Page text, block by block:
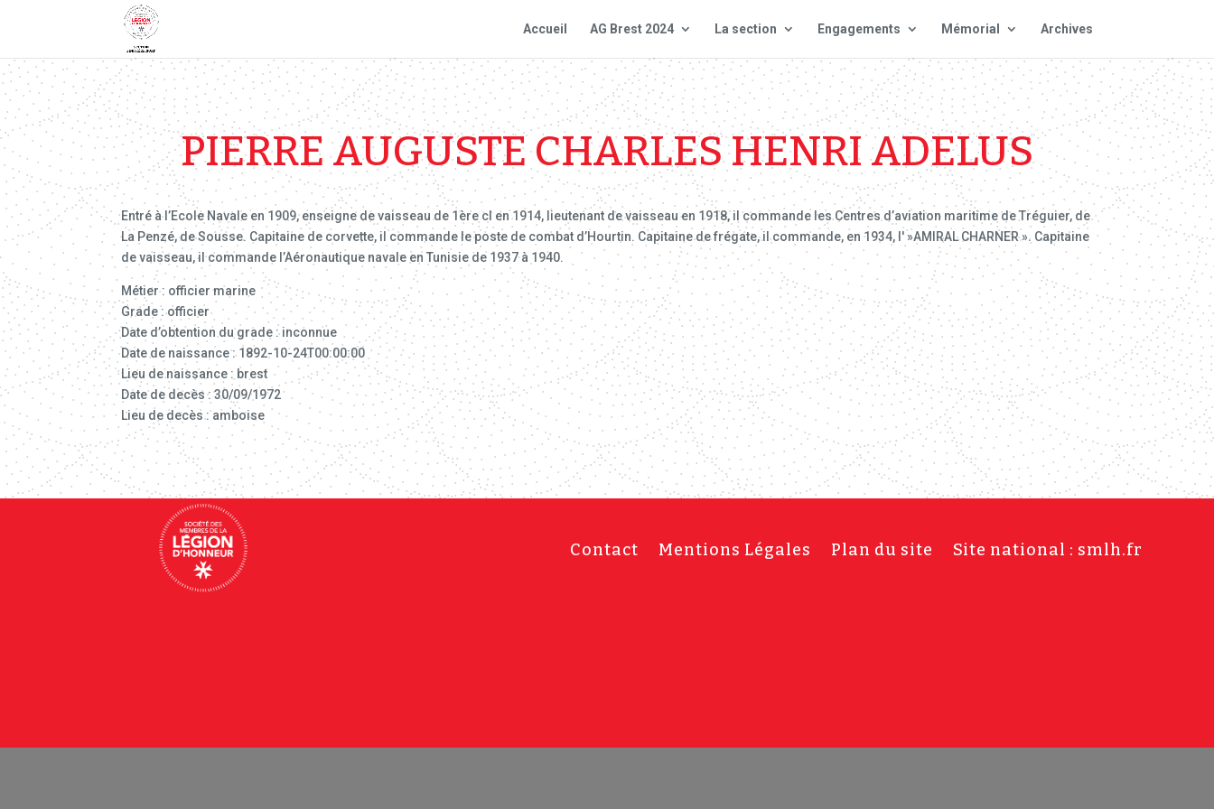
Accueil AG Brest 2024 La section Engagements Mémorial Archives
PIERRE AUGUSTE CHARLES HENRI ADELUS
Entré à l’Ecole Navale en 1909, enseigne de vaisseau de 1ère cl en 1914, lieutenant de vaisseau en 1918, il commande les Centres d’aviation maritime de Tréguier, de
La Penzé, de Sousse. Capitaine de corvette, il commande le poste de combat d’Hourtin. Capitaine de frégate, il commande, en 1934, l' »AMIRAL CHARNER ». Capitaine
de vaisseau, il commande l’Aéronautique navale en Tunisie de 1937 à 1940.
Métier : officier marine
Grade : officier
Date d’obtention du grade : inconnue
Date de naissance : 1892-10-24T00:00:00
Lieu de naissance : brest
Date de decès : 30/09/1972
Lieu de decès : amboise
Contact Mentions Légales Plan du site Site national : smlh.fr